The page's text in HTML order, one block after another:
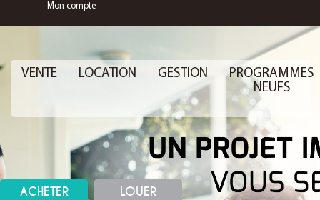
Mon compte
VENTE LOCATION GESTION
PROGRAMMES
NEUFS
ACHETER LOUER